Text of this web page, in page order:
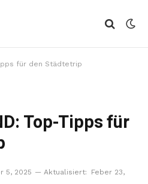
für den Städtetrip
Top-Tipps für
5, 2025 Aktualisiert:
Feber 23,